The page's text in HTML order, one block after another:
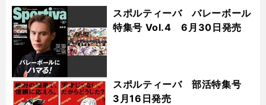
スポルティーバ バレーボール
特集号 Vol.4 6月30日発売
スポルティーバ 部活特集号
3月16日発売